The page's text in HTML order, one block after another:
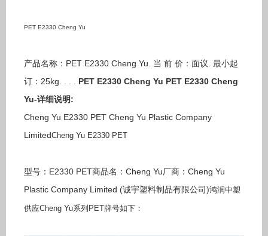
PET E2330 Cheng Yu
产品名称：PET E2330 Cheng Yu. 当 前 价：面议. 最小起
订：25kg. . . . PET E2330 Cheng Yu PET E2330 Cheng
Yu-详细说明:
Cheng Yu E2330 PET Cheng Yu Plastic Company
LimitedCheng Yu E2330 PET
型号：E2330 PET商品名：Cheng Yu厂商：Cheng Yu
Plastic Company Limited (诚宇塑料制品有限公司)鸿润中塑
供应Cheng Yu系列PET牌号如下：